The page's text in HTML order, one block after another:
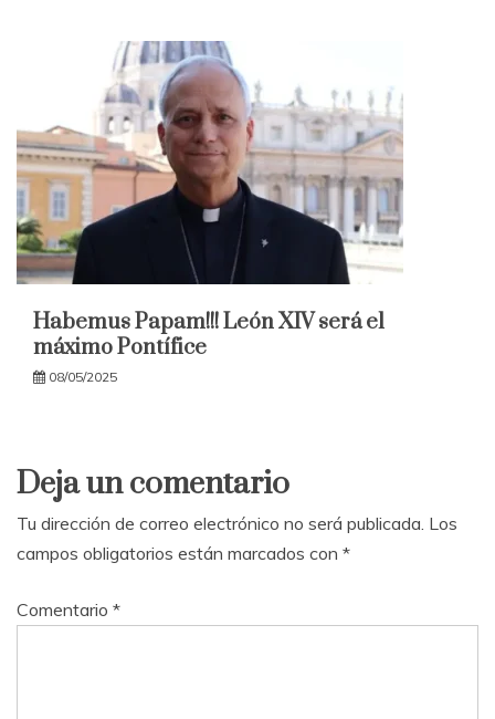
Habemus Papam!!! León XIV será el
máximo Pontífice
08/05/2025
Deja un comentario
Tu dirección de correo electrónico no será publicada. Los
campos obligatorios están marcados con *
Comentario *